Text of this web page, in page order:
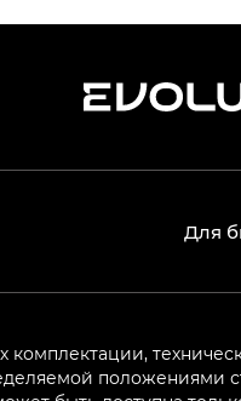
Для
положениями